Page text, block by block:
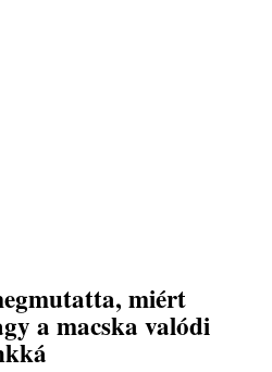
miért
a macska valódi